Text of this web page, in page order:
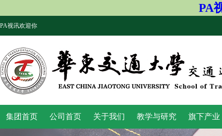
PA
PA视讯欢迎你
集团首页 公司首页 关于我们 教学与研究 旗下产业